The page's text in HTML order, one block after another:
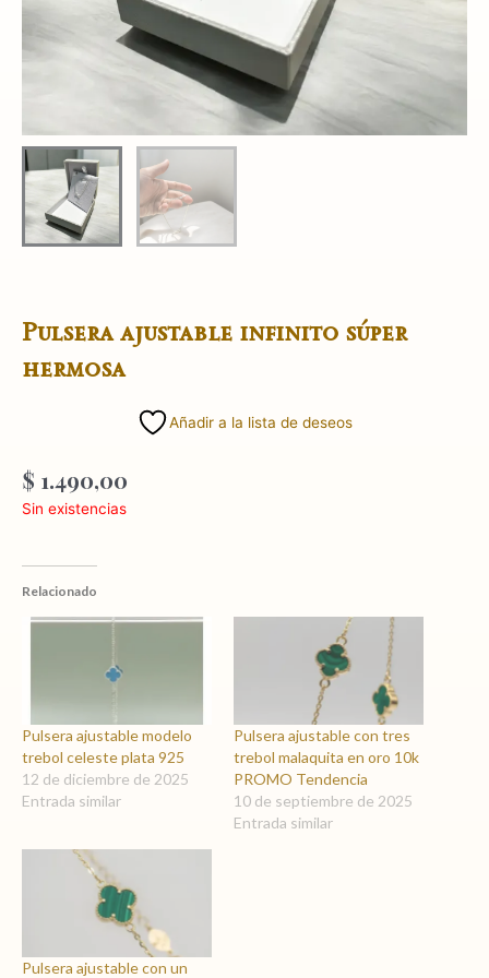
Pulsera ajustable infinito súper
hermosa
Añadir a la lista de deseos
$ 1.490,00
Sin existencias
Relacionado
Pulsera ajustable modelo
trebol celeste plata 925
12 de diciembre de 2025
Entrada similar
Pulsera ajustable con tres
trebol malaquita en oro 10k
PROMO Tendencia
10 de septiembre de 2025
Entrada similar
Pulsera ajustable con un